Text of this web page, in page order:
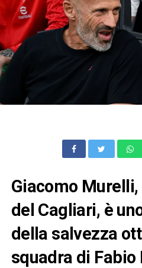
Giacomo
del Cagliari, è
della salvezza
squadra di Fabio